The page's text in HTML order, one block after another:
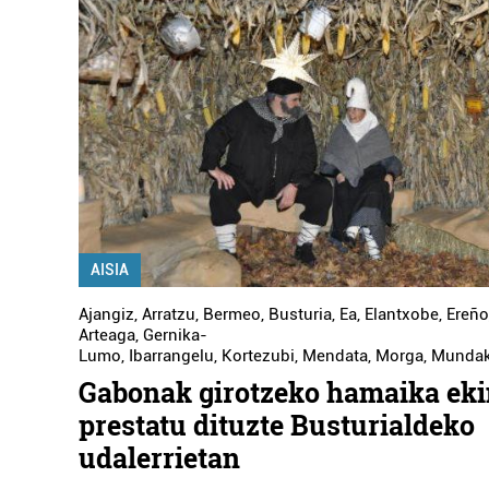
AISIA
Ajangiz, Arratzu, Bermeo, Busturia, Ea, Elantxobe, Ereño
Arteaga, Gernika-
Lumo, Ibarrangelu, Kortezubi, Mendata, Morga,
Gabonak girotzeko hamaika
prestatu dituzte Busturialdeko
udalerrietan